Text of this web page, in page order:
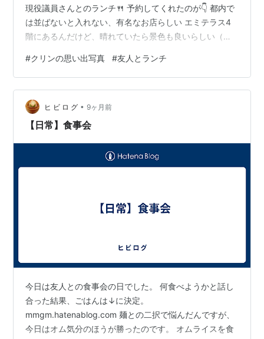
現役議員さんとのランチ🍴 予約してくれたのが👇️ 都内で
は並ばないと入れない、有名なお店らしい エミテラス4
階にあるんだけど、晴れていたら景色も良いらしい（今
🤗 ケーキセットも頼んで・・・ ミルクレープ😋 滅多に
会わないから積もる話で、アッという間に3時間☺️ ワリ
カンと最初に言ってあったので・・・ プレゼントも無
し！ と言ってたのに、ピアス🎁 「母から預かったの」っ
て（本当かぁ？） でも、あのお母様なら・・・ 友人の
#クリンの思い出写真 #友人とランチ
ヒ ビ ロ グ • 9ヶ月前
【日常】食事会
今日は友人との食事会の日でした。 何食べようかと話し
合った結果、ごはんは↓に決定。
mmgm.hatenablog.com 麺との二択で悩んだんですが、
今日はオム気分のほうが勝ったのです。 オムライスを食